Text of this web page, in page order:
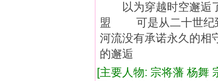
以为穿越时空邂逅
盟 可是从二十世
河流没有承诺永久的
的邂逅
[主要人物: 宗将藩 杨舞